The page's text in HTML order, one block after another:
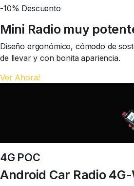
-10% Descuento
Mini Radio muy
Diseño ergonómico, cómodo de
de llevar y con bonita apariencia.
Ver Ahora!
4G POC
Android Car Radio